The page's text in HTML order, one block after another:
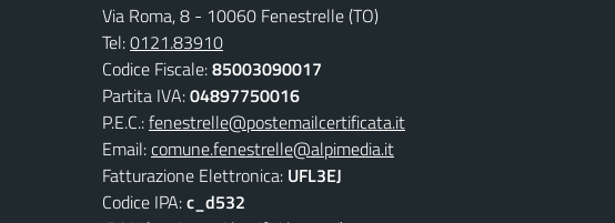
Via Roma, 8 - 10060 Fenestrelle (TO)
Tel:0121.83910
Codice Fiscale:85003090017
Partita IVA:04897750016
P.E.C.:fenestrelle@postemailcertificata.it
Email:comune.fenestrelle@alpimedia.it
Fatturazione Elettronica: UFL3EJ
Codice IPA:c_d532